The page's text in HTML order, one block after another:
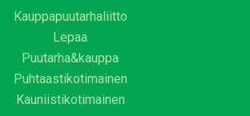
Kauppapuutarhaliitto
Lepaa
Puutarha&kauppa
Puhtaastikotimainen
Kauniistikotimainen